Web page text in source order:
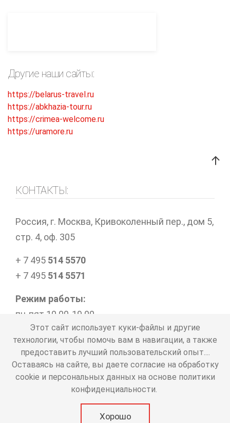
Другие наши сайты:
https://belarus-travel.ru
https://abkhazia-tour.ru
https://crimea-welcome.ru
https://uramore.ru
КОНТАКТЫ:
Россия, г. Москва, Кривоколенный пер., дом 5,
стр. 4, оф. 305
+ 7 495 514 5570
+ 7 495 514 5571
Режим работы:
пн-пят 10.00-19.00
Представленная информация носит справочный
характер и не является публичной офертой
Политика в отношении обработки персональных
copyright © 2000-2026 официальный сайт туроператора
Этот сайт использует куки-файлы и другие
технологии, чтобы помочь вам в навигации, а также
предоставить лучший пользовательский опыт....
Оставаясь на сайте, вы даете согласие на обработку
cookie и персональных данных на основе политики
конфиденциальности.
Хорошо